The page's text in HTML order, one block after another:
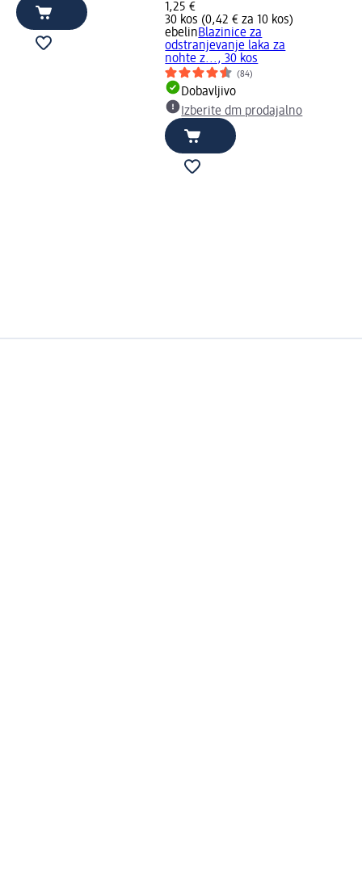
1,25 €
30 kos (0,42 € za 10 kos)
ebelinBlazinice za
odstranjevanje laka za
nohte z..., 30 kos
(84)
Dobavljivo
Izberite dm prodajalno